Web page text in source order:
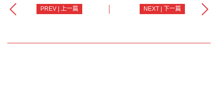
PREV | 上一篇 NEXT | 下一篇